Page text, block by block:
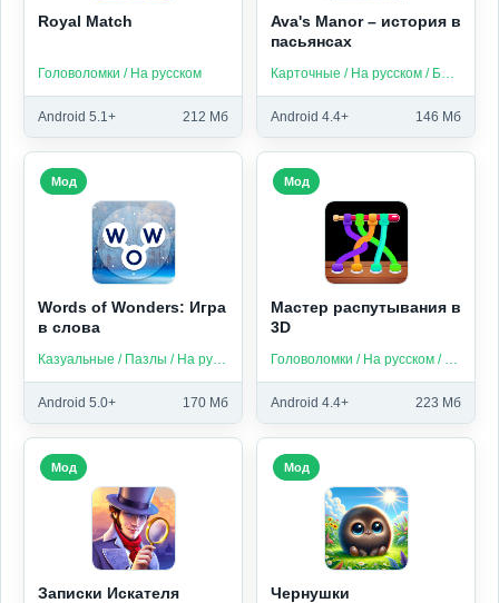
Royal Match
Головоломки / На русском
Android 5.1+ 212 Мб
Ava's Manor – история в
пасьянсах
Карточные / На русском / Без интернета
Android 4.4+ 146 Мб
Words of Wonders: Игра
в слова
Казуальные / Пазлы / На русском / Без интернета
Android 5.0+ 170 Мб
Мод
Мастер распутывания в
3D
Головоломки / На русском / Без интернета
Android 4.4+ 223 Мб
Мод
Записки Искателя
Мод
Чернушки
Мод